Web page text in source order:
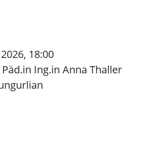
18:00
Ing.in Anna Thaller